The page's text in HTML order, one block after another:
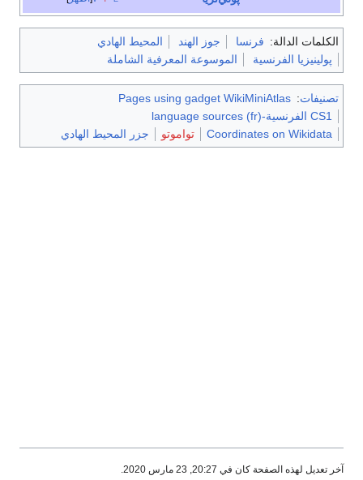
الكلمات الدالة: فرنسا جوز الهند
المحيط الهادي
پولينيزيا الفرنسية
الموسوعة المعرفية الشاملة
تصنيفات:
Pages using gadget WikiMiniAtlas
CS1 الفرنسية-language sources (fr)
Coordinates on Wikidata
تواموتو جزر المحيط الهادي
آخر تعديل لهذه الصفحة كان في 20:27, 23 مارس 2020.